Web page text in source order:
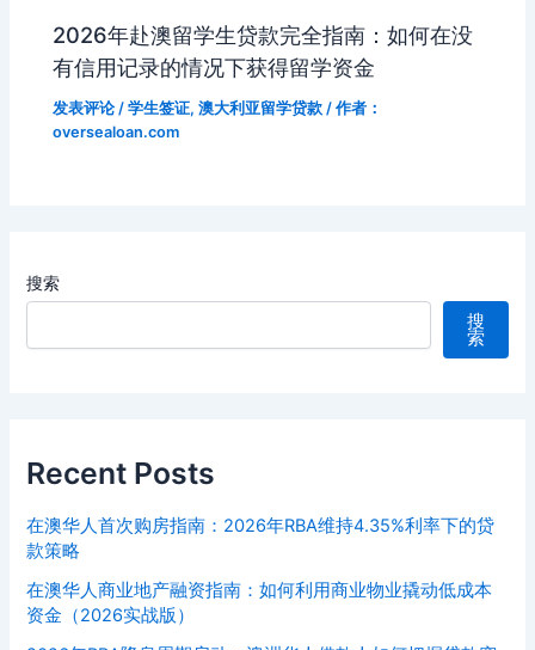
2026年赴澳留学生贷款完全指南：如何在没
有信用记录的情况下获得留学资金
发表评论 /学生签证,澳大利亚留学贷款 / 作者：
oversealoan.com
搜索
搜
索
Recent Posts
在澳华人首次购房指南：2026年RBA维持4.35%利率下的贷
款策略
在澳华人商业地产融资指南：如何利用商业物业撬动低成本
资金（2026实战版）